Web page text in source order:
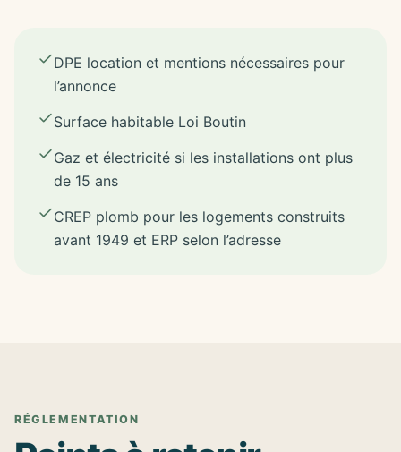
DPE location et mentions nécessaires pour
l’annonce
Surface habitable Loi Boutin
Gaz et électricité si les installations ont plus
de 15 ans
CREP plomb pour les logements construits
avant 1949 et ERP selon l’adresse
RÉGLEMENTATION